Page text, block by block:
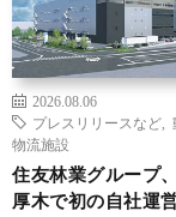
2026.08.06
プレスリリースなど
物流施設
住友林業グループ
厚木で初の自社運